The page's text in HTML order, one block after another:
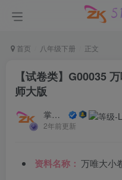
首页 八年级下册 正文
【试卷类】G00035
师大版
掌控未来
2年前更新
资料名称： 万唯大小